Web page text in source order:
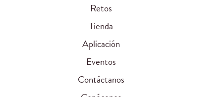
Retos
Tienda
Aplicación
Eventos
Contáctanos